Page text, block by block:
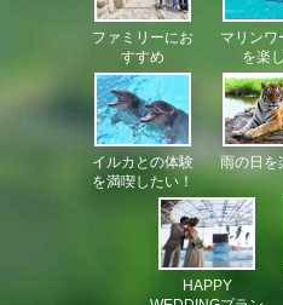
ファミリーにお
すすめ
マリンワ
を楽
イルカとの体験
を満喫したい！
雨の日を
HAPPY